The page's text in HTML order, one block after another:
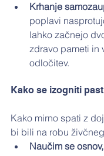
Krhanje
poplavi
lahko začnejo
zdravo pameti in
odločitev.
Kako se izogniti
Kako mirno spati z
bi bili na robu
Naučim se